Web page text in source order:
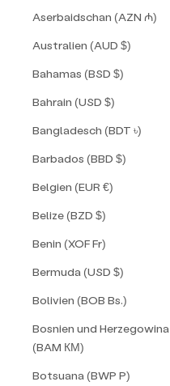
Aserbaidschan (AZN ₼)
Australien (AUD $)
Bahamas (BSD $)
Bahrain (USD $)
Bangladesch (BDT ৳)
Barbados (BBD $)
Belgien (EUR €)
Belize (BZD $)
Benin (XOF Fr)
Bermuda (USD $)
Bolivien (BOB Bs.)
Bosnien und Herzegowina
(BAM КМ)
Botsuana (BWP P)